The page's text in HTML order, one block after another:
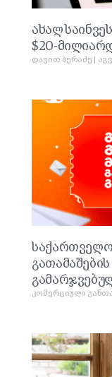
ახალ
$20-
დავით ბერაძე
კომერციული